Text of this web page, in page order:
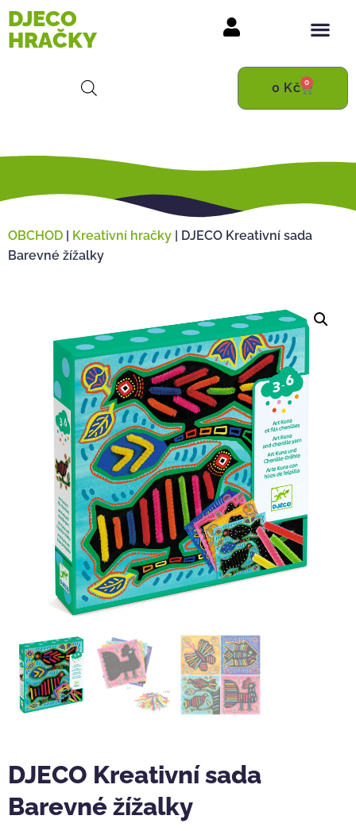
DJECO
HRAČKY
0 Kč 0
OBCHOD | Kreativní hračky | DJECO Kreativní sada
Barevné žížalky
DJECO Kreativní sada
Barevné žížalky